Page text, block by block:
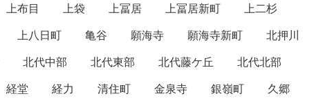
上布目 上袋 上冨居 上冨居新町
上二杉
上八日町 亀谷 願海寺 願海寺新町
北押川
北代中部 北代東部 北代藤ケ丘
北代北部
経堂 経力 清住町 金泉寺 銀嶺町
久郷